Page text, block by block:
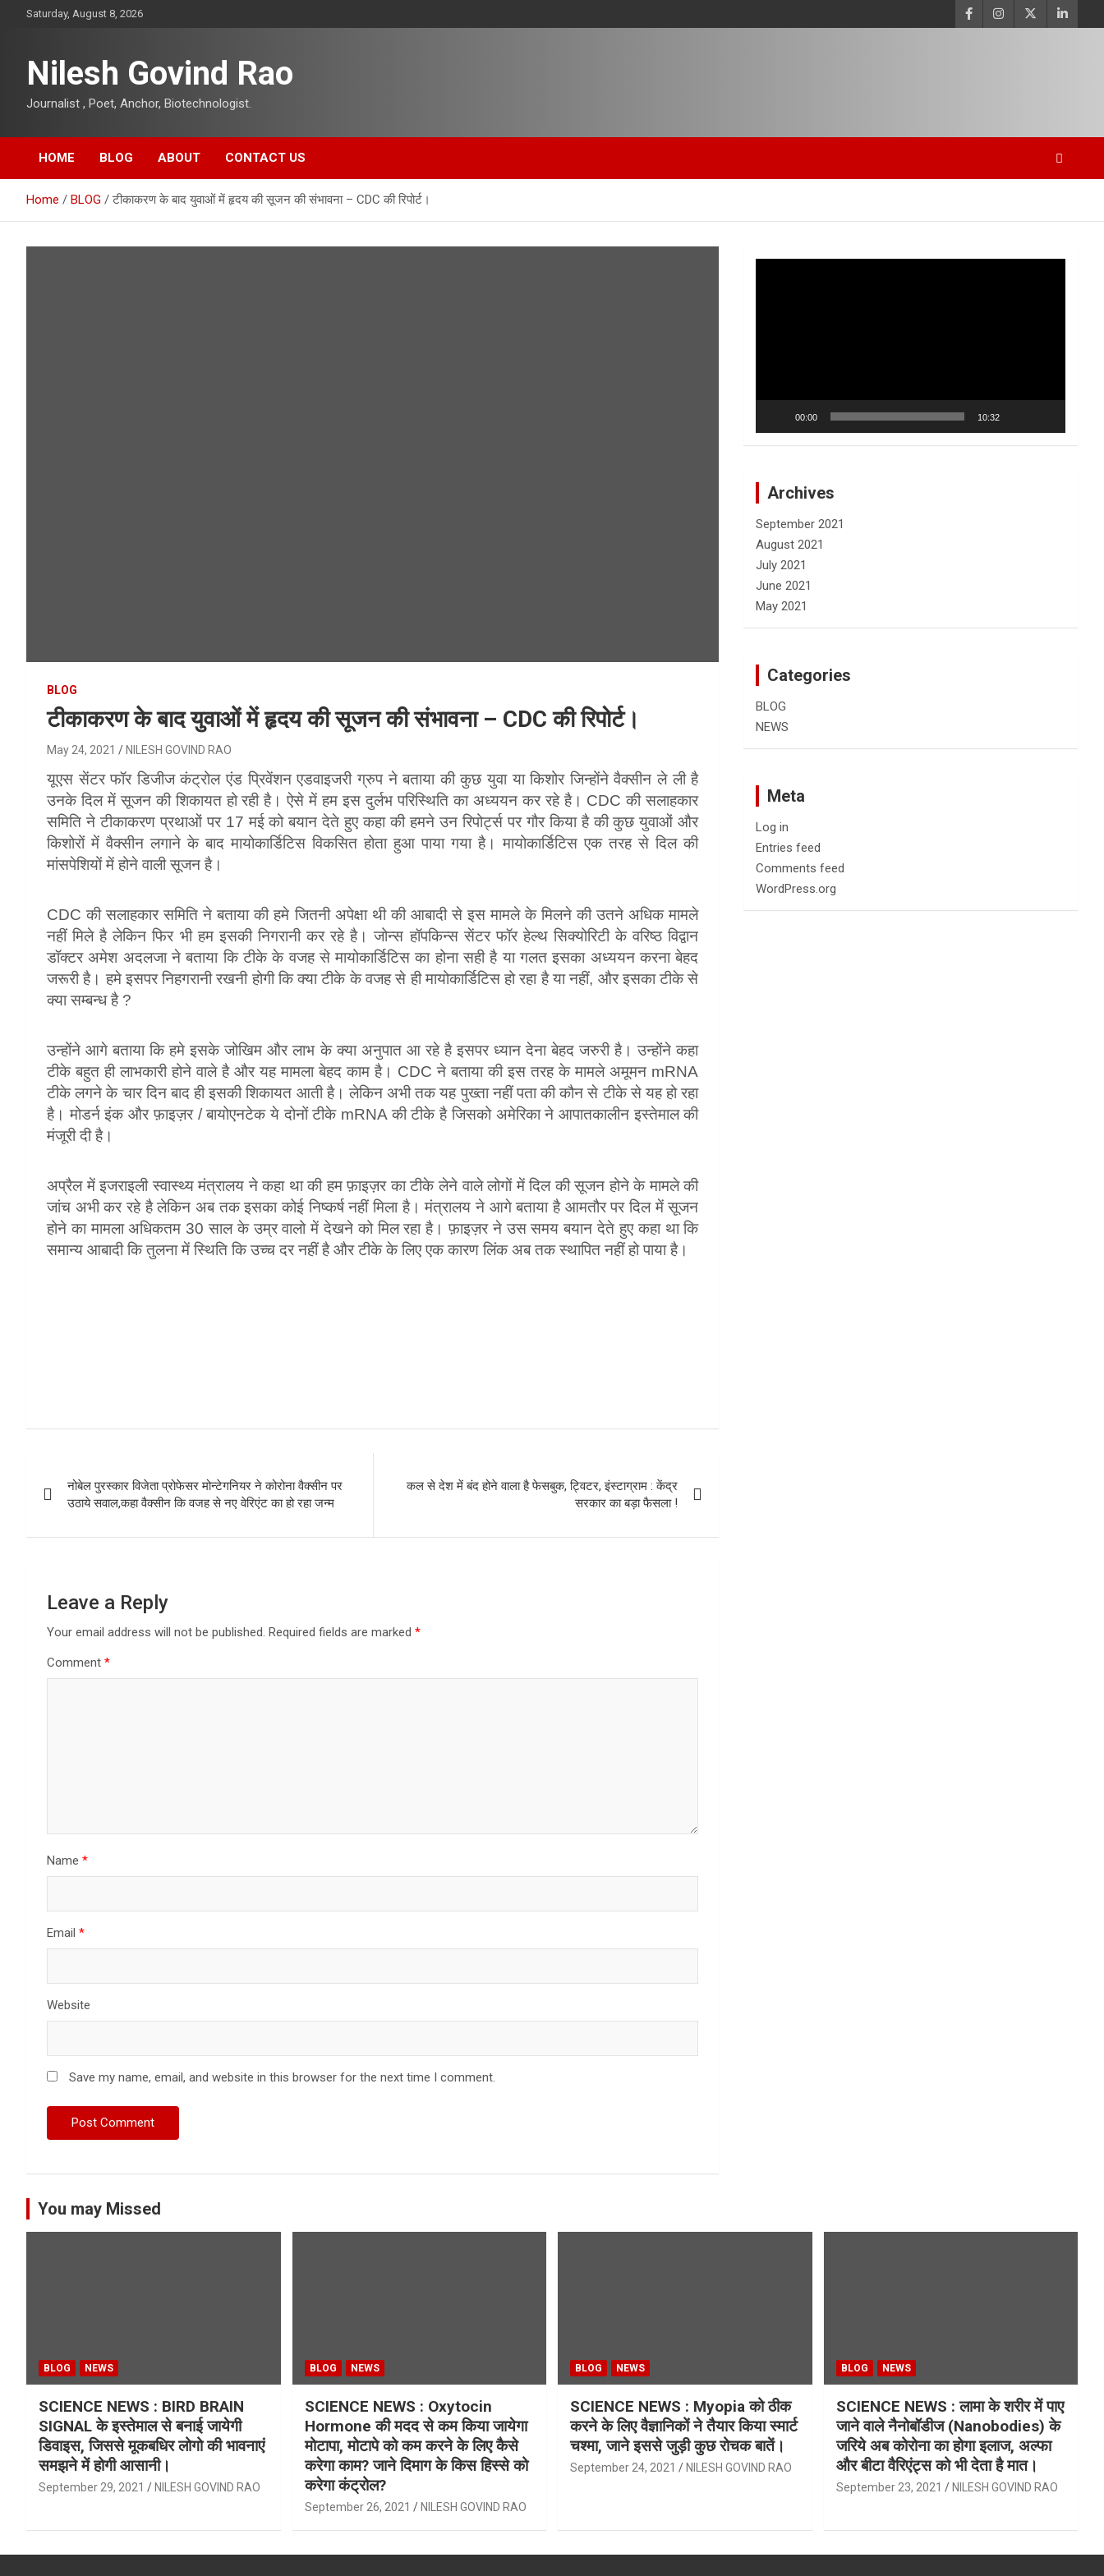
Saturday, August 8, 2026
Nilesh Govind Rao
Journalist , Poet, Anchor, Biotechnologist.
HOME BLOG ABOUT CONTACT US
Home BLOG टीकाकरण के बाद युवाओं में हृदय की सूजन की संभावना – CDC की रिपोर्ट।
BLOG
टीकाकरण के बाद युवाओं में हृदय की सूजन की संभावना – CDC की रिपोर्ट।
May 24, 2021 NILESH GOVIND RAO
यूएस सेंटर फॉर डिजीज कंट्रोल एंड प्रिवेंशन एडवाइजरी ग्रुप ने बताया की कुछ युवा या किशोर जिन्होंने वैक्सीन ले ली है
उनके दिल में सूजन की शिकायत हो रही है। ऐसे में हम इस दुर्लभ परिस्थिति का अध्ययन कर रहे है। CDC की सलाहकार
समिति ने टीकाकरण प्रथाओं पर 17 मई को बयान देते हुए कहा की हमने उन रिपोर्ट्स पर गौर किया है की कुछ युवाओं और
किशोरों में वैक्सीन लगाने के बाद मायोकार्डिटिस विकसित होता हुआ पाया गया है। मायोकार्डिटिस एक तरह से दिल की
मांसपेशियों में होने वाली सूजन है।
CDC की सलाहकार समिति ने बताया की हमे जितनी अपेक्षा थी की आबादी से इस मामले के मिलने की उतने अधिक मामले
नहीं मिले है लेकिन फिर भी हम इसकी निगरानी कर रहे है। जोन्स हॉपकिन्स सेंटर फॉर हेल्थ सिक्योरिटी के वरिष्ठ विद्वान
डॉक्टर अमेश अदलजा ने बताया कि टीके के वजह से मायोकार्डिटिस का होना सही है या गलत इसका अध्ययन करना बेहद
जरूरी है। हमे इसपर निहगरानी रखनी होगी कि क्या टीके के वजह से ही मायोकार्डिटिस हो रहा है या नहीं, और इसका टीके से
क्या सम्बन्ध है ?
उन्होंने आगे बताया कि हमे इसके जोखिम और लाभ के क्या अनुपात आ रहे है इसपर ध्यान देना बेहद जरुरी है। उन्होंने कहा
टीके बहुत ही लाभकारी होने वाले है और यह मामला बेहद काम है। CDC ने बताया की इस तरह के मामले अमूमन mRNA
टीके लगने के चार दिन बाद ही इसकी शिकायत आती है। लेकिन अभी तक यह पुख्ता नहीं पता की कौन से टीके से यह हो रहा
है। मोडर्न इंक और फ़ाइज़र / बायोएनटेक ये दोनों टीके mRNA की टीके है जिसको अमेरिका ने आपातकालीन इस्तेमाल की
मंजूरी दी है।
अप्रैल में इजराइली स्वास्थ्य मंत्रालय ने कहा था की हम फ़ाइज़र का टीके लेने वाले लोगों में दिल की सूजन होने के मामले की
जांच अभी कर रहे है लेकिन अब तक इसका कोई निष्कर्ष नहीं मिला है। मंत्रालय ने आगे बताया है आमतौर पर दिल में सूजन
होने का मामला अधिकतम 30 साल के उम्र वालो में देखने को मिल रहा है। फ़ाइज़र ने उस समय बयान देते हुए कहा था कि
समान्य आबादी कि तुलना में स्थिति कि उच्च दर नहीं है और टीके के लिए एक कारण लिंक अब तक स्थापित नहीं हो पाया है।
navigation
नोबेल पुरस्कार विजेता प्रोफेसर मोन्टेगनियर ने कोरोना वैक्सीन पर
उठाये सवाल,कहा वैक्सीन कि वजह से नए वेरिएंट का हो रहा जन्म
कल से देश में बंद होने वाला है फेसबुक, ट्विटर, इंस्टाग्राम : केंद्र
सरकार का बड़ा फैसला !
Leave a Reply
Your email address will not be published. Required fields are marked *
Comment *
Name *
Email *
Website
Save my name, email, and website in this browser for the next time I comment.
00:00 10:32
Archives
September 2021
August 2021
July 2021
June 2021
May 2021
Categories
BLOG
NEWS
Meta
Log in
Entries feed
Comments feed
WordPress.org
You may Missed
BLOG NEWS
SCIENCE NEWS : BIRD BRAIN
SIGNAL के इस्तेमाल से बनाई जायेगी
डिवाइस, जिससे मूकबधिर लोगो की भावनाएं
समझने में होगी आसानी।
September 29, 2021 NILESH GOVIND RAO
BLOG NEWS
SCIENCE NEWS : Oxytocin
Hormone की मदद से कम किया जायेगा
मोटापा, मोटापे को कम करने के लिए कैसे
करेगा काम? जाने दिमाग के किस हिस्से को
करेगा कंट्रोल?
September 26, 2021 NILESH GOVIND RAO
BLOG NEWS
SCIENCE NEWS : Myopia को ठीक
करने के लिए वैज्ञानिकों ने तैयार किया स्मार्ट
चश्मा, जाने इससे जुड़ी कुछ रोचक बातें।
September 24, 2021 NILESH GOVIND RAO
BLOG NEWS
SCIENCE NEWS : लामा के शरीर में पाए
जाने वाले नैनोबॉडीज (Nanobodies) के
जरिये अब कोरोना का होगा इलाज, अल्फा
और बीटा वैरिएंट्स को भी देता है मात।
September 23, 2021 NILESH GOVIND RAO